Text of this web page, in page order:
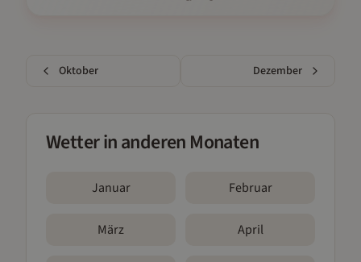
Oktober Dezember
Wetter in anderen Monaten
Januar Februar
März April